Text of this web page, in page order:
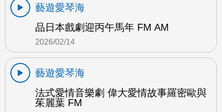
藝遊愛琴海
品日本戲劇迎丙午馬年 FM AM
2026/02/14
藝遊愛琴海
法式愛情音樂劇 偉大愛情故事羅密歐與
茱麗葉 FM